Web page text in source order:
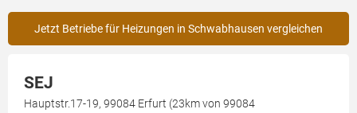
Jetzt Betriebe für Heizungen in Schwabhausen vergleichen
SEJ
Hauptstr.17-19, 99084 Erfurt (23km von 99084